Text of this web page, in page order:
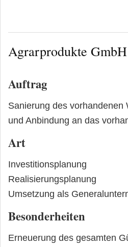
Agrarprodukte
Auftrag
Sanierung des
und Anbindung an das
Art
Investitionsplanung
Realisierungsplanung
Umsetzung als
Besonderheiten
Erneuerung des gesamten